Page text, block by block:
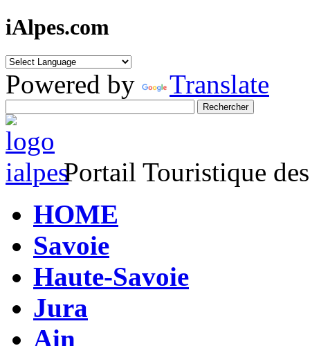
iAlpes.com
Powered by Translate
Portail Touristique
HOME
Savoie
Haute-Savoie
Jura
Ain